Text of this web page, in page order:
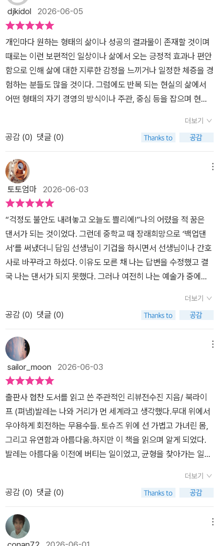
라고요. 발레뿐만이 아니라 몸의 코어 근육을 강화하고 체형이나
자세 교정, 유연성을 키울 수 있는 전신 운동으로 스트레스를 줄
도 될까?'라는 생각에 새로운 도전을 망설이는 사람들에게 '발
레'라는 신선한 자극을 선사하는 책이 나왔네요.《발끝으로 인생
의 중심을 잡는 법》은 몸도 마음도 굳은 나이에 발레를 배우겠다
고 낑낑대는 취미 발레인으로서 저자가 깨달은 것들에 대해 들려
주는 책이네요. 수많은 인물들을 취재하고 인터뷰해왔던 저자가
프로 무용수들을 보며 철학자 같다는 인상을 받을 때가 있었는데,
직접 발레를 배워보니 역시나 발레가 삶과 닮은 것들이 많더라는
의 집'을 짓고 살며 발레와 함께 삶의 큰 기둥이 되어주는 글쓰기
작업을 하고 있으며, 발레와 외국어, 연희동을 테마로 블로그는
매일, 브런치스토리는 매주 연재 중이라고 하네요.'쁠리에는 결
국, 바닥을 눌러 에너지를 만드는 일이다. 이 동작을 전 세계 모든
발레 클래스에서 제일 먼저 하는 건 그만큼 쁠리에가 기본 중 기
본이라는 의미다. 즉, 중력을 거스르기 위해선 바닥, 중력을 딛고
이용하는 게 중요하다. 모든 발레 선생님들이 매번 입이 마르고
닳도록 얘기한다. 바닥을 누르라고, 바닥에서 힘을 받으라고, 차
분하게 바닥을 느끼라고. 결국은 중력을 제대로 이용할 수 있도록
는 마음에 급급한 나머지 충분히 낮아지지 않았다. 충분히 바닥을
쳤다고 생각했지만 그건 그저 내 생각에 불과했다. 발레하는 모습
을 영상으로 찍어서 보면 나의 쁠리에는 내가 했다고 생각하는 것
의 절반도 되지 않는 경우가 대다수였다.' (37p)인생의 바닥에서
우연히 만난 발레 클래스를 통해 뻣뻣한 몸을 스트레칭하며 힘들
지만 즐거워서 계속할 수 있었고, 마음의 근육을 키우면서 내 중
험이 신기하고 놀라웠네요.'발레를 진심으로 하는 친구들이 공통
으로 하는 이야기가 있다. 힘들었던 하루의 마지막, 쁠리에를 누
르며 문득 눈물이 나면서 '살아 있다'는 자각이 든다는 거다. 발레
클래스가 몸을 넘어 마음까지 돌보는 일상의 리추얼이라는 의미
일 것이다. 이런 절대적 아름다움을 알게 되고 느끼고 배우게 되
어 감사하다. 당신에게도 (발레면 좋겠지만 아니더라도) 나름의
아름다운 숨구멍이 찾아오기를 기원한다. 참, 그말은 틀렸다. '월
를 모욕할 자격은 없다. 강산이 두 번 바뀌는 동안 회사 생활을 한
결론이다.' (114-115p)이 책은 발레의 문턱이 높다고 여겼던 사
djkidol 2026-06-05
개인마다 원하는 형태의 삶이나 성공의 결과물이 존재할 것이며
때로는 이런 보편적인 일상이나 삶에서 오는 긍정적 효과나 편안
함으로 인해 삶에 대한 지루한 감정을 느끼거나 일정한 체증을 경
험하는 분들도 많을 것이다. 그럼에도 반복 되는 현실의 삶에서
어떤 형태의 자기 경영의 방식이나 주관, 중심 등을 잡으며 현실
화를 통해 얻게 되는 삶의 긍정적 효과나 배움의 의미, 과정 등에
는 무엇이 있는지, 이 책은 이런 의미에 대해 현실적인 관점에서
조언해 주고 있는 에세이북이다.​<발끝으로 인생의 중심을 잡는
법> 물론 발레 라는 운동을 통해 표현하고 있어서 저자의 주관적
인 경험담이나 논리 등이 강하게 나타날 수도 있고 그럼에도 부정
보다는 긍정적 요소가 더 많고 개인 단위에서도 충분히 접하며 배
시 현실로 돌아와서 자신의 삶을 생각해 본다면 여전히 부족하거
나 아쉬운 부분이 더 많은 분들이라면 어떤 관점에서 일정한 성장
과 성공의 가치를 이룬 주체들의 경험담이나 사례 등을 통해 배움
의 시간을 가져야 하는지, 이에 대한 가치 판단이 필요할 것이다. ​
이 책도 이런 의미에 대한 본질적인 해석과 조언, 그리고 어려운
의미보다는 누구나 자신만의 관점과 방식에서 배우며 참고하거
나 활용할 만한 메시지를 통해 다양한 이야기와 사례를 전하고 있
잡는 법> 어떤 분들은 내면적 요인에서 오는 어려움으로 인해 삶
에 대해 부정적으로 느낄 수도 있고 또 다른 분들은 보여지는 가
치나 결과에서 오는 답답함으로 인해 삶에 대해 안주하거나 회피,
포기하는 등의 선택을 하고 있을 것이다.​하지만 계속 되는 현실의
삶을 되돌아 보더라도 결국 이런 변화나 성장의 가치를 이루기 위
해선 스스로가 변해야 하는 부분이 많고 이에 책에서도 발레를 통
해 삶에 대해 전하지만 확실히 자신만의 노력과 루틴, 관리 등의
행위가 잘 나타나고 있는 점을 볼 때, 구체적으로 우리는 무엇을
배우거나 참고하며 일상과 현실의 삶을 살아가야 하는지, 함께 접
의 접근도 좋고 제법 진지한 자세로 마주하며 공감해 보는 것도
좋은 책이라서 괜찮을 것이며 서로 다른 삶의 방식과 선택 등을
통해 살아가고 있지만 책에서 말하는 핵심가치나 조언 등이 무엇
인지, 읽으며 참고해 보는 것도 좋을 것이다. ​
더보기
공감 (0) 댓글 (0)
토토엄마 2026-06-03
“걱정도 불안도 내려놓고 오늘도 쁠리에!”​나의 어렸을 적 꿈은
댄서가 되는 것이었다. 그런데 중학교 때 장래희망으로 ‘백업댄
서’를 써냈더니 담임 선생님이 기겁을 하시면서 선생님이나 간호
사로 바꾸라고 하셨다. 이유도 모른 채 나는 답변을 수정했고 결
국 나는 댄서가 되지 못했다. 그러나 여전히 나는 예술가 중에서
져있던 조그만 불꽃이 타오르는 느낌이 든다. 이 책을 읽고 싶었
던 이유도 아마도 ‘발레’ 즉 춤에 대한 에세이였기 때문인 것 같
다.​기자 출신의 저자 전수진 씨는 어깨 통증 때문에 발레에 입문
했다가 그 매력에 푹 빠져 버린다. 그냥 리듬에 몸을 맡기면 되는
다른 춤과 달리 발레는 꼿꼿한 몸의 자세와 절도 있는 몸동작을
요구한다. 그래서 힘들 것 같다는 생각을 했는데 실제로 많이 힘
르는 동시에 코어를 중심으로 한없이 위로 올라가는 풀업해야하
는, 엄청나게 힘든 춤인 발레. 하지만 발치광이라는 재미있는 별
명처럼 완전히 발레에 미쳐있는 듯한 그녀의 정진은 계속 이어진
다.​요즘 들어서 자서전을 많이 읽게 된다. 그것은 아마도 어떤 분
야에 푹 빠져서 뭔가를 이루어낸 사람들에게 배울 점이 있다고 느
꼈기 때문인 것 같다. 이 책을 읽으면서도 강렬하게 마음에 들어
오는 내용이 있었다. 그것은 바로 ‘바닥을 힘 있게 차야 더 높이
점프하려는 욕심만 가득했고 바닥을 제대로 디뎌야 한다는 생각
을 하지 못했다. 그러나 선생님의 이 한마디는 그녀의 정신을 번
더보기
공감 (0) 댓글 (0)
sailor_moon 2026-06-03
출판사 협찬 도서를 읽고 쓴 주관적인 리뷰전수진 지음/ 북라이
프 (펴냄)발레는 나와 거리가 먼 세계라고 생각했다.무대 위에서
우아하게 회전하는 무용수들. 토슈즈 위에 선 가볍고 가녀린 몸,
그리고 유연함과 아름다움.하지만 이 책을 읽으며 알게 되었다.
발레는 아름다움 이전에 버티는 일이었고, 균형을 찾아가는 일이
예상과 달리 발레 입문서도, 전문적인 발레 에세이도 아니다. 오
히려 삶의 바닥을 지나던 한 사람이 우연히 시작한 발레를 통해
로 살아오며 인생의 힘겨운 시기에 발레를 만났다. 그리고 발레
바를 잡고 서는 시간을 통해 몸뿐 아니라 마음의 균형도 조금씩
더보기
공감 (0) 댓글 (0)